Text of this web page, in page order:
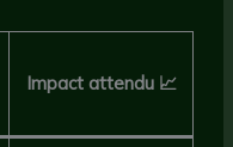
Impact attendu 📈